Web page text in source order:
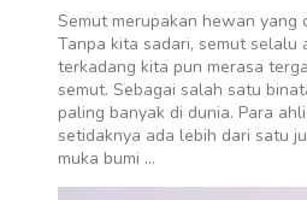
Semut merupakan hewan yang
Tanpa kita sadari, semut selalu
terkadang kita pun merasa
semut. Sebagai salah satu
paling banyak di dunia. Para
setidaknya ada lebih dari satu
muka bumi …